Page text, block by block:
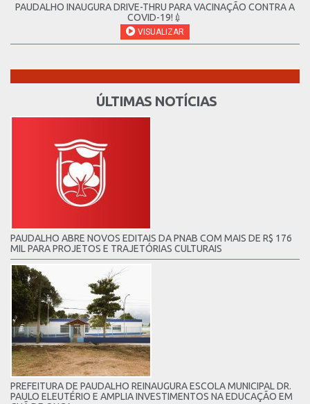
PAUDALHO INAUGURA DRIVE-THRU PARA VACINAÇÃO CONTRA A
COVID-19!💉
VISUALIZAR
ÚLTIMAS NOTÍCIAS
PAUDALHO ABRE NOVOS EDITAIS DA PNAB COM MAIS DE R$ 176
MIL PARA PROJETOS E TRAJETÓRIAS CULTURAIS
PREFEITURA DE PAUDALHO REINAUGURA ESCOLA MUNICIPAL DR.
PAULO ELEUTÉRIO E AMPLIA INVESTIMENTOS NA EDUCAÇÃO EM